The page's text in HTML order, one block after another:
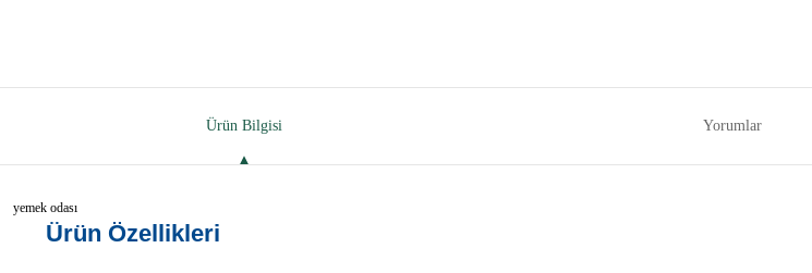
Ürün Bilgisi Yorumlar
yemek odası
Ürün Özellikleri